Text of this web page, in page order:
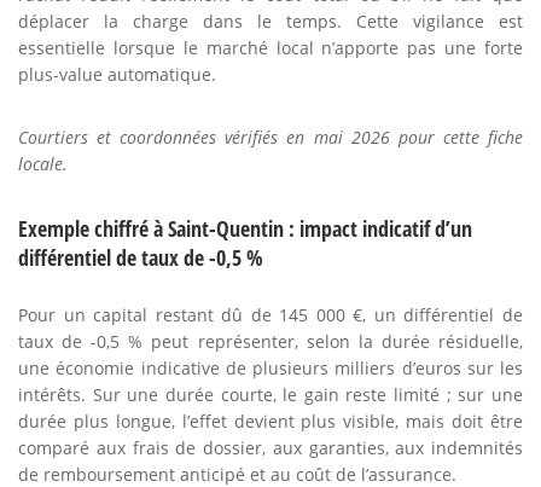
déplacer la charge dans le temps. Cette vigilance est
essentielle lorsque le marché local n’apporte pas une forte
plus-value automatique.
Courtiers et coordonnées vérifiés en mai 2026 pour cette fiche
locale.
Exemple chiffré à Saint-Quentin : impact indicatif d’un
différentiel de taux de -0,5 %
Pour un capital restant dû de 145 000 €, un différentiel de
taux de -0,5 % peut représenter, selon la durée résiduelle,
une économie indicative de plusieurs milliers d’euros sur les
intérêts. Sur une durée courte, le gain reste limité ; sur une
durée plus longue, l’effet devient plus visible, mais doit être
comparé aux frais de dossier, aux garanties, aux indemnités
de remboursement anticipé et au coût de l’assurance.